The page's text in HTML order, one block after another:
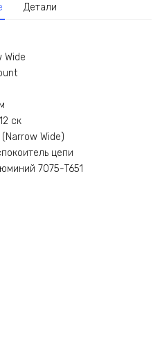
Детали
Wide
ск
Wide)
цепи
7075-T651